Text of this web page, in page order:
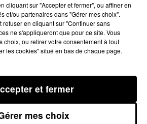
40 sec
TOULOUSE DU
Toulouse
cliquant sur "Accepter et fermer", ou affiner en
et/ou partenaires dans "Gérer mes choix".
refuser en cliquant sur "Continuer sans
ne s'appliqueront que pour ce site. Vous
choix, ou retirer votre consentement à tout
les cookies" situé en bas de chaque page.
mes choix
et fermer